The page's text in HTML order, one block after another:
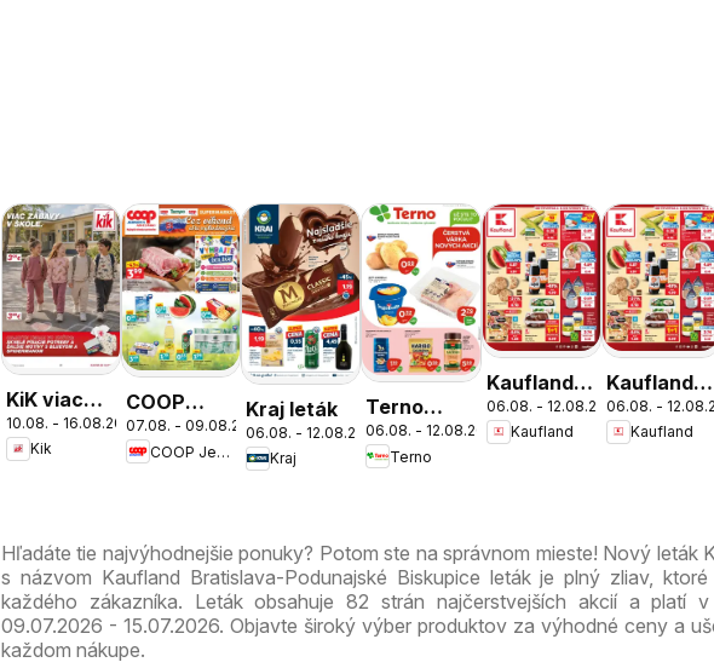
KiK viac
zábavy v
škole
10.08. - 16.08.2026
Kik
COOP
Jednota
cez víkend
07.08. - 09.08.2026
COOP Jednota
Kraj leták
06.08. - 12.08.2026
Kraj
Terno
leták
06.08. - 12.08.2026
Terno
Kaufland
Bratislava-
Nové
06.08. - 12.08.2026
Kaufland
Kaufland
Bratislava-
Petržalka
06.08. -
Kaufland
Hľadáte tie najvýhodnejšie ponuky? Potom ste na správnom mieste! Nový leták
s názvom Kaufland Bratislava-Podunajské Biskupice leták je plný zliav, ktoré
každého zákazníka. Leták obsahuje 82 strán najčerstvejších akcií a platí
09.07.2026 - 15.07.2026. Objavte široký výber produktov za výhodné ceny a
každom nákupe.